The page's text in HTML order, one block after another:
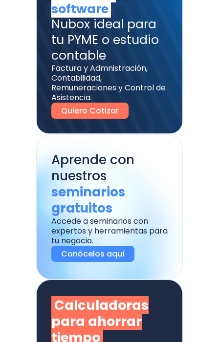
Calculadoras
para ahorrar
tiempo
Aprende con
nuestros
seminarios
gratuitos
Accede a seminarios con
expertos y herramientas para
tu negocio.
Conócelos aquí
software
Nubox ideal para
tu PYME o estudio
contable
Factura y Admnistración,
Contabilidad,
Remuneraciones y Control de
Asistencia.
Quiero Cotizar